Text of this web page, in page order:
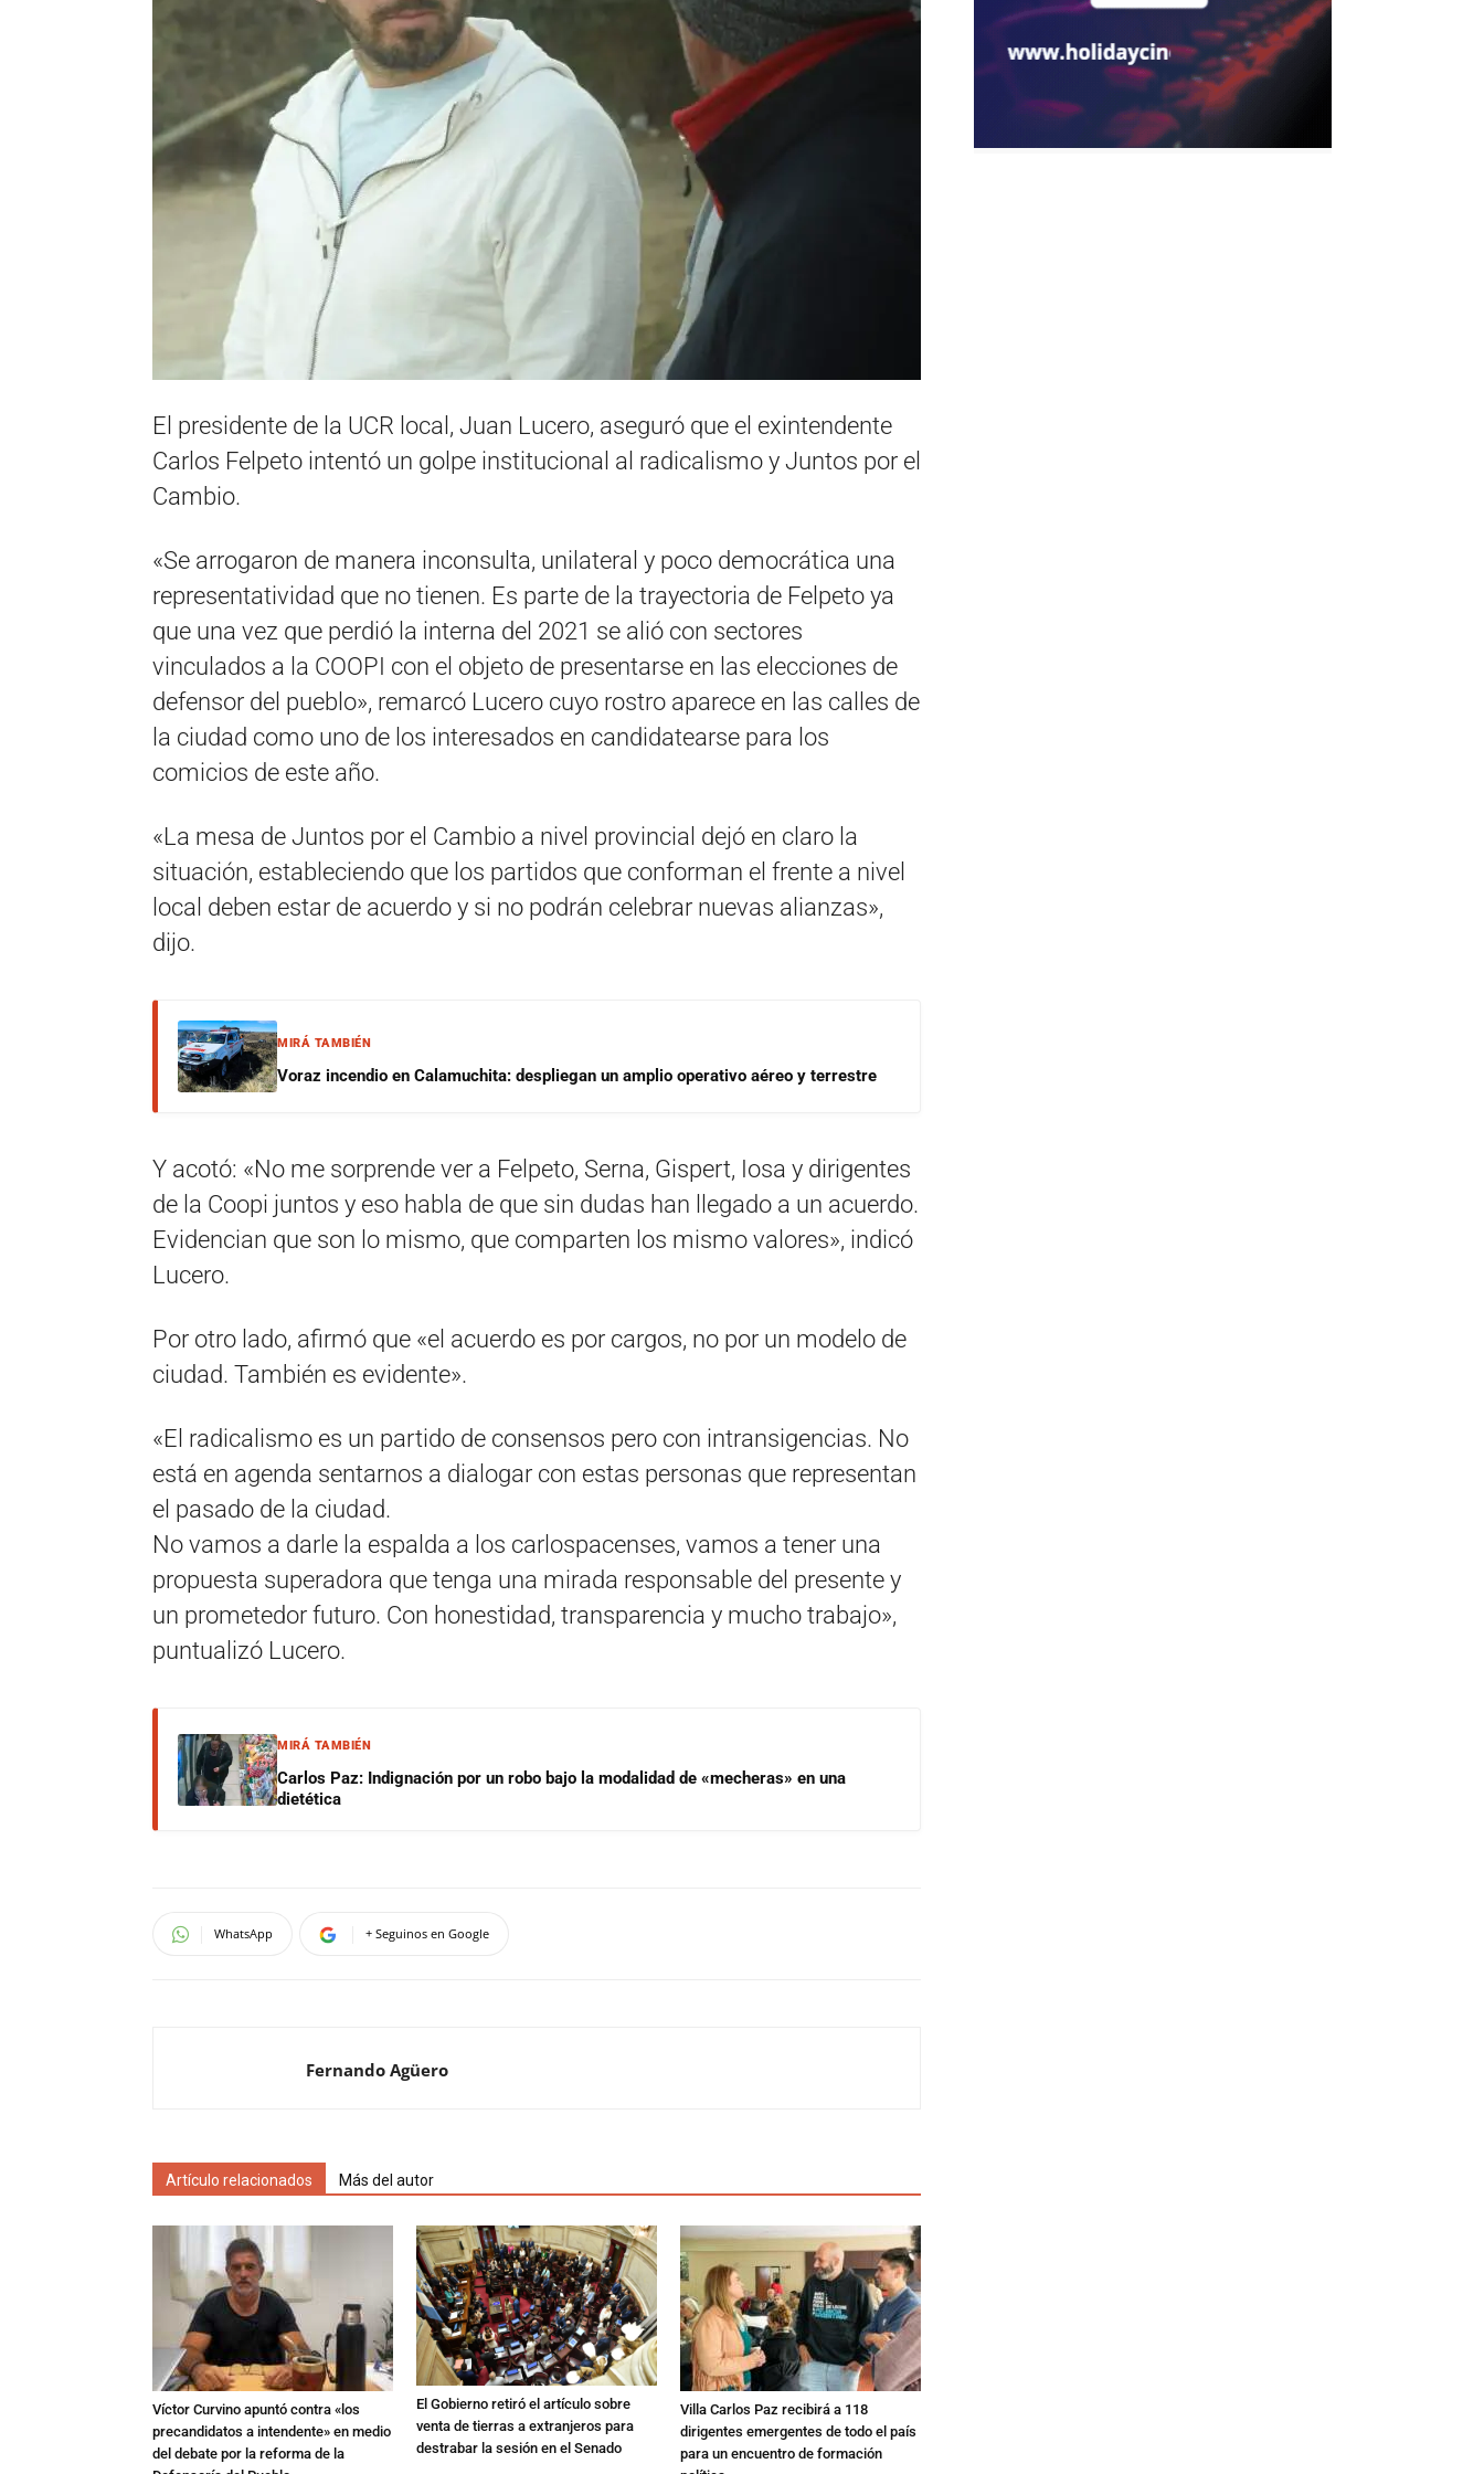
El presidente de la UCR local, Juan Lucero, aseguró que el exintendente
Carlos Felpeto intentó un golpe institucional al radicalismo y Juntos por el
Cambio.
«Se arrogaron de manera inconsulta, unilateral y poco democrática una
representatividad que no tienen. Es parte de la trayectoria de Felpeto ya
que una vez que perdió la interna del 2021 se alió con sectores
vinculados a la COOPI con el objeto de presentarse en las elecciones de
defensor del pueblo», remarcó Lucero cuyo rostro aparece en las calles de
la ciudad como uno de los interesados en candidatearse para los
comicios de este año.
«La mesa de Juntos por el Cambio a nivel provincial dejó en claro la
situación, estableciendo que los partidos que conforman el frente a nivel
local deben estar de acuerdo y si no podrán celebrar nuevas alianzas»,
dijo.
MIRÁ TAMBIÉN
Voraz incendio en Calamuchita: despliegan un amplio operativo aéreo y terrestre
Y acotó: «No me sorprende ver a Felpeto, Serna, Gispert, Iosa y dirigentes
de la Coopi juntos y eso habla de que sin dudas han llegado a un acuerdo.
Evidencian que son lo mismo, que comparten los mismo valores», indicó
Lucero.
Por otro lado, afirmó que «el acuerdo es por cargos, no por un modelo de
ciudad. También es evidente».
«El radicalismo es un partido de consensos pero con intransigencias. No
está en agenda sentarnos a dialogar con estas personas que representan
el pasado de la ciudad.
No vamos a darle la espalda a los carlospacenses, vamos a tener una
propuesta superadora que tenga una mirada responsable del presente y
un prometedor futuro. Con honestidad, transparencia y mucho trabajo»,
puntualizó Lucero.
MIRÁ TAMBIÉN
Carlos Paz: Indignación por un robo bajo la modalidad de «mecheras» en una
dietética
WhatsApp + Seguinos en Google
Fernando Agüero
Artículo relacionados Más del autor
Víctor Curvino apuntó contra «los
precandidatos a intendente» en medio
del debate por la reforma de la
El Gobierno retiró el artículo sobre
venta de tierras a extranjeros para
destrabar la sesión en el Senado
Villa Carlos Paz recibirá a 118
dirigentes emergentes de todo el país
para un encuentro de formación